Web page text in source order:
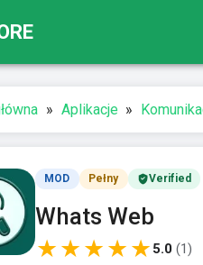
» Aplikacje »
MOD Pełny Verified
Whats Web
★★★★★ 5.0 (1)